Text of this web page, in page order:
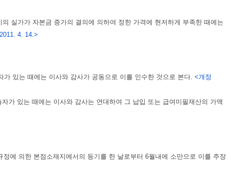
실가가 자본금 증가의 결의에 의하여 정한 가격에 현저하게 부족한 때에는
4. 14.>
있는 때에는 이사와 감사가 공동으로 이를 인수한 것으로 본다. <개정
가 있는 때에는 이사와 감사는 연대하여 그 납입 또는 급여미필재산의 가액
정에 의한 본점소재지에서의 등기를 한 날로부터 6월내에 소만으로 이를 주장